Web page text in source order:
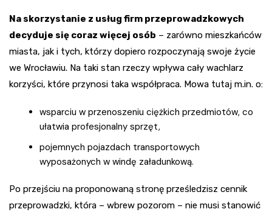
Na skorzystanie z usług firm przeprowadzkowych
decyduje się coraz więcej osób – zarówno mieszkańców
miasta, jak i tych, którzy dopiero rozpoczynają swoje życie
we Wrocławiu. Na taki stan rzeczy wpływa cały wachlarz
korzyści, które przynosi taka współpraca. Mowa tutaj m.in. o:
wsparciu w przenoszeniu ciężkich przedmiotów, co
ułatwia profesjonalny sprzęt,
pojemnych pojazdach transportowych
wyposażonych w windę załadunkową.
Po przejściu na proponowaną stronę prześledzisz cennik
przeprowadzki, która – wbrew pozorom – nie musi stanowić